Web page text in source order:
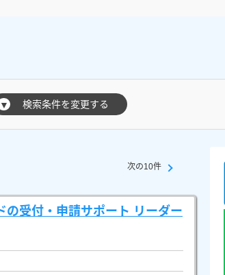
▼ 検索条件を変更する
次の10件
の受付・申請サポート リーダー